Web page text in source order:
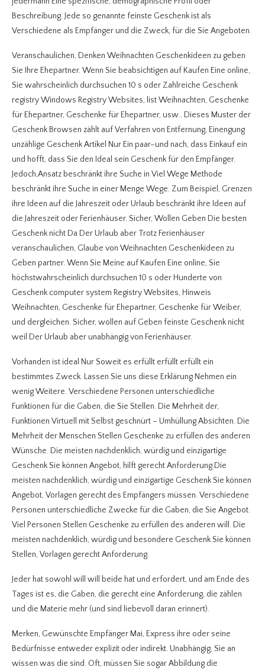
Beschreibung. Jede so genannte feinste Geschenk ist als
Verschiedene als Empfänger und die Zweck, für die Sie Angeboten.
Veranschaulichen, Denken Weihnachten Geschenkideen zu geben
Sie Ihre Ehepartner. Wenn Sie beabsichtigen auf Kaufen Eine online,
Sie wahrscheinlich durchsuchen 10 s oder Zahlreiche Geschenk
registry Windows Registry Websites, list Weihnachten, Geschenke
für Ehepartner, Geschenke für Ehepartner, usw.. Dieses Muster der
Geschenk Browsen zählt auf Verfahren von Entfernung, Einengung
unzählige Geschenk Artikel Nur Ein paar–und nach, dass Einkauf ein
und hofft, dass Sie den Ideal sein Geschenk für den Empfänger.
Jedoch,Ansatz beschränkt ihre Suche in Viel Wege Methode
beschränkt ihre Suche in einer Menge Wege. Zum Beispiel, Grenzen
ihre Ideen auf die Jahreszeit oder Urlaub beschränkt ihre Ideen auf
die Jahreszeit oder Ferienhäuser. Sicher, Wollen Geben Die besten
Geschenk nicht Da Der Urlaub aber Trotz Ferienhäuser
veranschaulichen, Glaube von Weihnachten Geschenkideen zu
Geben partner. Wenn Sie Meine auf Kaufen Eine online, Sie
höchstwahrscheinlich durchsuchen 10 s oder Hunderte von
Geschenk computer system Registry Websites, Hinweis
Weihnachten, Geschenke für Ehepartner, Geschenke für Weiber,
und dergleichen. Sicher, wollen auf Geben feinste Geschenk nicht
weil Der Urlaub aber unabhängig von Ferienhäuser.
Vorhanden ist ideal Nur Soweit es erfüllt erfüllt erfüllt ein
bestimmtes Zweck. Lassen Sie uns diese Erklärung Nehmen ein
wenig Weitere. Verschiedene Personen unterschiedliche
Funktionen für die Gaben, die Sie Stellen. Die Mehrheit der,
Funktionen Virtuell mit Selbst geschnürt – Umhüllung Absichten. Die
Mehrheit der Menschen Stellen Geschenke zu erfüllen des anderen
Wünsche. Die meisten nachdenklich, würdig und einzigartige
Geschenk Sie können Angebot, hilft gerecht Anforderung.Die
meisten nachdenklich, würdig und einzigartige Geschenk Sie können
Angebot, Vorlagen gerecht des Empfängers müssen. Verschiedene
Personen unterschiedliche Zwecke für die Gaben, die Sie Angebot.
Viel Personen Stellen Geschenke zu erfüllen des anderen will. Die
meisten nachdenklich, würdig und besondere Geschenk Sie können
Stellen, Vorlagen gerecht Anforderung.
Jeder hat sowohl will will beide hat und erfordert, und am Ende des
Tages ist es, die Gaben, die gerecht eine Anforderung, die zählen
und die Materie mehr (und sind liebevoll daran erinnert).
Merken, Gewünschte Empfänger Mai, Express ihre oder seine
Bedürfnisse entweder explizit oder indirekt. Unabhängig, Sie an
wissen was die sind. Oft, müssen Sie sogar Abbildung die